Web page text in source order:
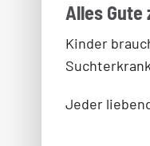
Alles
Kinder
Jeder